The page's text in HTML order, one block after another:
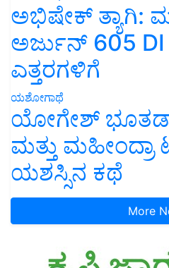
ಅಭಿಷೇಕ್ ತ್ಯಾಗಿ:
ಅರ್ಜುನ್ 605
ಎತ್ತರಗಳಿಗೆ
ಯಶೋಗಾಥೆ
ಯೋಗೇಶ್
ಮತ್ತು ಮಹೀಂದ್ರಾ
ಯಶಸ್ಸಿನ ಕಥೆ
More